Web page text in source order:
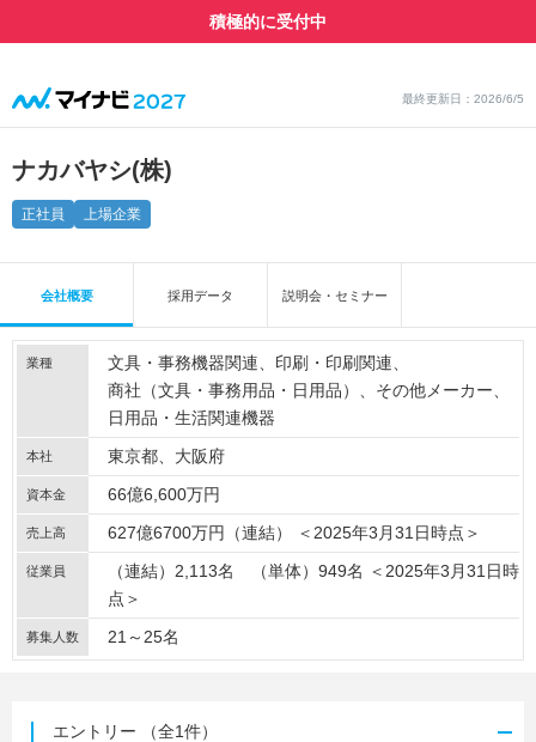
最終更新日：2026/6/5
ナカバヤシ(株)
正社員 上場企業
積極的に受付中
会社概要 採用データ 説明会・セミナー
業種 文具・事務機器関連
印刷・印刷関連
商社（文具・事務用品・日用品）
その他メーカー
日用品・生活関連機器
本社 東京都、大阪府
資本金 66億6,600万円
売上高 627億6700万円（連結） ＜2025年3月31日時点＞
従業員
（連結）2,113名 （単体）949名 ＜2025年3月31日時
点＞
募集人数 21～25名
エントリー （全1件）